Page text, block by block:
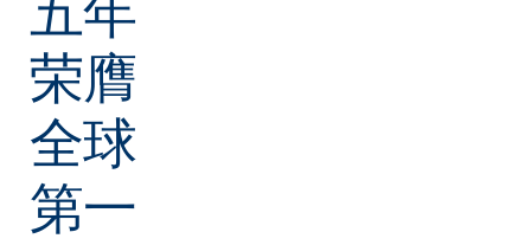
荣膺
全球
第一